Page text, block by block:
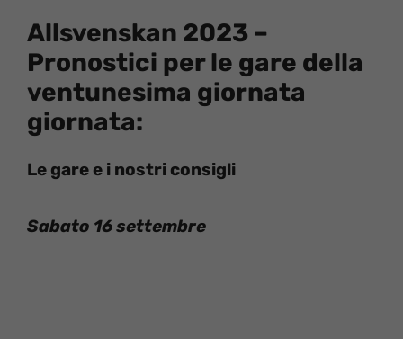
Allsvenskan 2023 –
Pronostici per le gare della
ventunesima giornata
giornata:
Le gare e i nostri consigli
Sabato 16 settembre